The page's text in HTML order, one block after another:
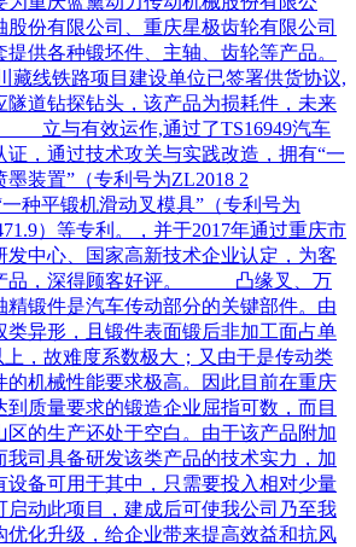
股份有限公司、重庆星极齿轮有限公司
供各种锻坯件、主轴、齿轮等产品。
藏线铁路项目建设单位已签署供货协议,
隧道钻探钻头，该产品为损耗件，未来
与有效运作,通过了TS16949汽车
证，通过技术攻关与实践改造，拥有“一
装置”（专利号为ZL2018 2
一种平锻机滑动叉模具”（专利号为
）等专利。，并于2017年通过重庆市
发中心、国家高新技术企业认定，为客
品，深得顾客好评。 凸缘叉、万
精锻件是汽车传动部分的关键部件。由
类异形，且锻件表面锻后非加工面占单
上，故难度系数极大；又由于是传动类
的机械性能要求极高。因此目前在重庆
到质量要求的锻造企业屈指可数，而目
区的生产还处于空白。由于该产品附加
我司具备研发该类产品的技术实力，加
设备可用于其中，只需要投入相对少量
启动此项目，建成后可使我公司乃至我
优化升级，给企业带来提高效益和抗风